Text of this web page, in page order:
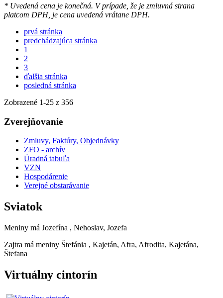
* Uvedená cena je konečná. V prípade, že je zmluvná strana
platcom DPH, je cena uvedená vrátane DPH.
prvá stránka
predchádzajúca stránka
1
2
3
ďalšia stránka
posledná stránka
Zobrazené 1-25 z 356
Zverejňovanie
Zmluvy, Faktúry, Objednávky
ZFO - archív
Úradná tabuľa
VZN
Hospodárenie
Verejné obstarávanie
Sviatok
Meniny má Jozefína , Nehoslav, Jozefa
Zajtra má meniny Štefánia , Kajetán, Afra, Afrodita, Kajetána,
Štefana
Virtuálny cintorín